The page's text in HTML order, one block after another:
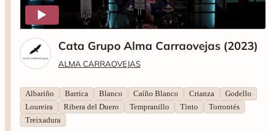
Ver video
Cata Grupo Alma Carraovejas (2023)
ALMA CARRAOVEJAS
Albariño Barrica Blanco Caíño Blanco Crianza
Godello
Loureira
Ribera del Duero Tempranillo Tinto
Torrontés
Treixadura